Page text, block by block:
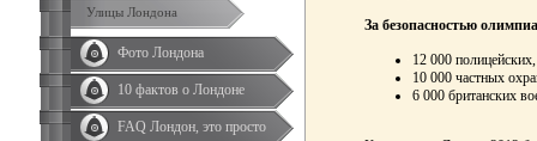
Улицы Лондона
Фото Лондона
10 фактов о Лондоне
FAQ Лондон, это просто
За безопасностью
12 000 полицейских,
10 000 частных
6 000 британских